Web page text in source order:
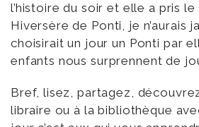
l’histoire du soir et elle a pris le
Hiversère de Ponti, je n’aurais
choisirait un jour un Ponti par
enfants nous surprennent de
Bref, lisez, partagez,
libraire ou à la bibliothèque